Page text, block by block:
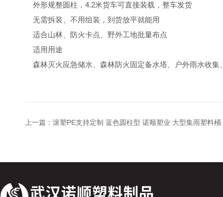
外形规整圆柱，4.2米货车可直接装载，整车发货
无需拆装、不用组装，到货放平就能用
适合山林、防火卡点、野外工地批量布点
适用用途
森林灭火应急储水、森林防火固定备水塔、户外雨水收集
上一篇： 滚塑PE支持定制 蓝色圆柱型 诺顺塑业 大型集雨塑料桶